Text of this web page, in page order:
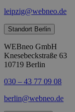
leipzig@webneo.de
Standort Berlin
WEBneo GmbH
Knesebeckstraße 63
10719 Berlin
030 – 43 77 09 08
berlin@webneo.de